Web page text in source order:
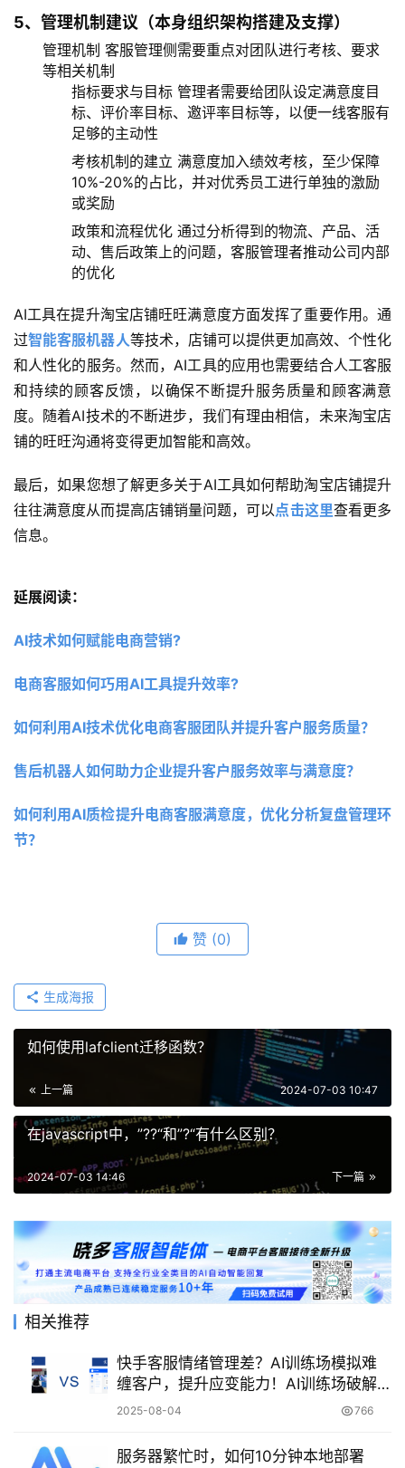
5、管理机制建议（本身组织架构搭建及支撑）
管理机制 客服管理侧需要重点对团队进行考核、要求
等相关机制
指标要求与目标 管理者需要给团队设定满意度目
标、评价率目标、邀评率目标等，以便一线客服有
足够的主动性
考核机制的建立 满意度加入绩效考核，至少保障
10%-20%的占比，并对优秀员工进行单独的激励
或奖励
政策和流程优化 通过分析得到的物流、产品、活
动、售后政策上的问题，客服管理者推动公司内部
的优化
AI工具在提升淘宝店铺旺旺满意度方面发挥了重要作用。通
过智能客服机器人等技术，店铺可以提供更加高效、个性化
和人性化的服务。然而，AI工具的应用也需要结合人工客服
和持续的顾客反馈，以确保不断提升服务质量和顾客满意
度。随着AI技术的不断进步，我们有理由相信，未来淘宝店
铺的旺旺沟通将变得更加智能和高效。
最后，如果您想了解更多关于AI工具如何帮助淘宝店铺提升
往往满意度从而提高店铺销量问题，可以点击这里查看更多
信息。
延展阅读：
AI技术如何赋能电商营销?
电商客服如何巧用AI工具提升效率?
如何利用AI技术优化电商客服团队并提升客户服务质量？
售后机器人如何助力企业提升客户服务效率与满意度？
如何利用AI质检提升电商客服满意度，优化分析复盘管理环
节？
赞 (0)
生成海报
如何使用lafclient迁移函数？
上一篇 2024-07-03 10:47
在javascript中，”??“和”?“有什么区别？
下一篇
2024-07-03 14:46
相关推荐
快手客服情绪管理差？AI训练场模拟难
缠客户，提升应变能力！AI训练场破解
快手客服情绪管理难题：智能模拟难缠
2025-08-04 766
服务器繁忙时，如何10分钟本地部署